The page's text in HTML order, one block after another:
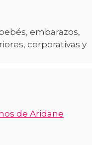
embarazos,
corporativas y
de Aridane